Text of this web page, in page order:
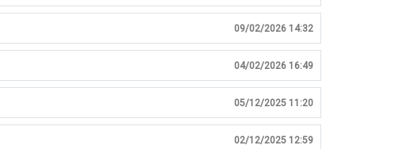
09/02/2026 14:32
04/02/2026 16:49
05/12/2025 11:20
02/12/2025 12:59